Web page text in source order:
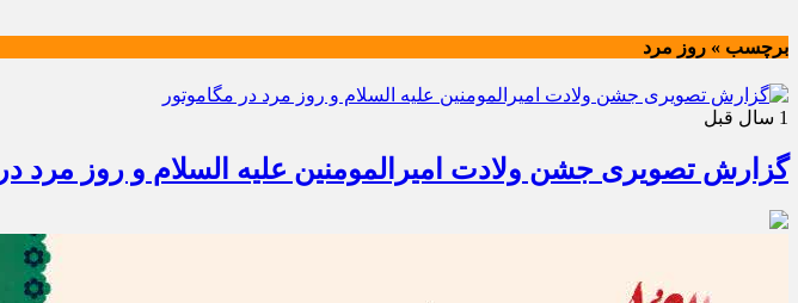
برچسب » روز مرد
1 سال قبل
گزارش تصویری جشن ولادت امیرالمومنین علیه السلام و روز مرد در